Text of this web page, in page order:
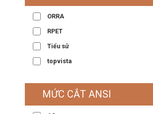
ORRA
RPET
Tiểu sử
topvista
MỨC CẮT ANSI